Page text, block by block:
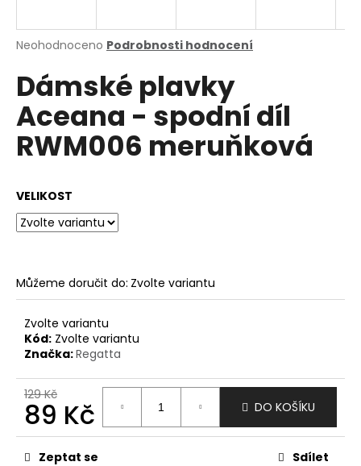
Průměrné
produktu
je
0,0
z
5
hvězdiček.
Neohodnoceno Podrobnosti hodnocení
Dámské plavky
Aceana - spodní díl
RWM006 meruňková
VELIKOST
Můžeme doručit do: Zvolte variantu
Zvolte variantu
Kód: Zvolte variantu
Značka:Regatta
129 Kč
89 Kč
Měrná
cena:
DO KOŠÍKU
Zeptat se Sdílet
j
t
?
o
p
u
č
u
m
e